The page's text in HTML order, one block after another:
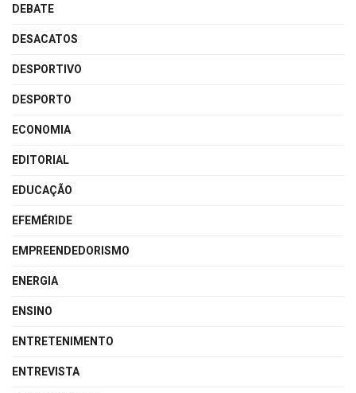
DEBATE
DESACATOS
DESPORTIVO
DESPORTO
ECONOMIA
EDITORIAL
EDUCAÇÃO
EFEMÉRIDE
EMPREENDEDORISMO
ENERGIA
ENSINO
ENTRETENIMENTO
ENTREVISTA